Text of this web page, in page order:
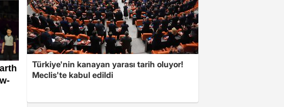
Türkiye'nin kanayan yarası tarih oluyor!
Meclis'te kabul edildi